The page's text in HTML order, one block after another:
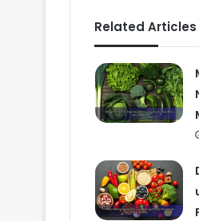
Related Articles